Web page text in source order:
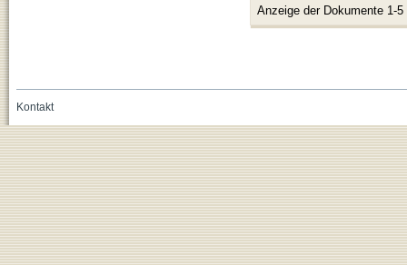
Anzeige der Dokumente 1-5
Kontakt